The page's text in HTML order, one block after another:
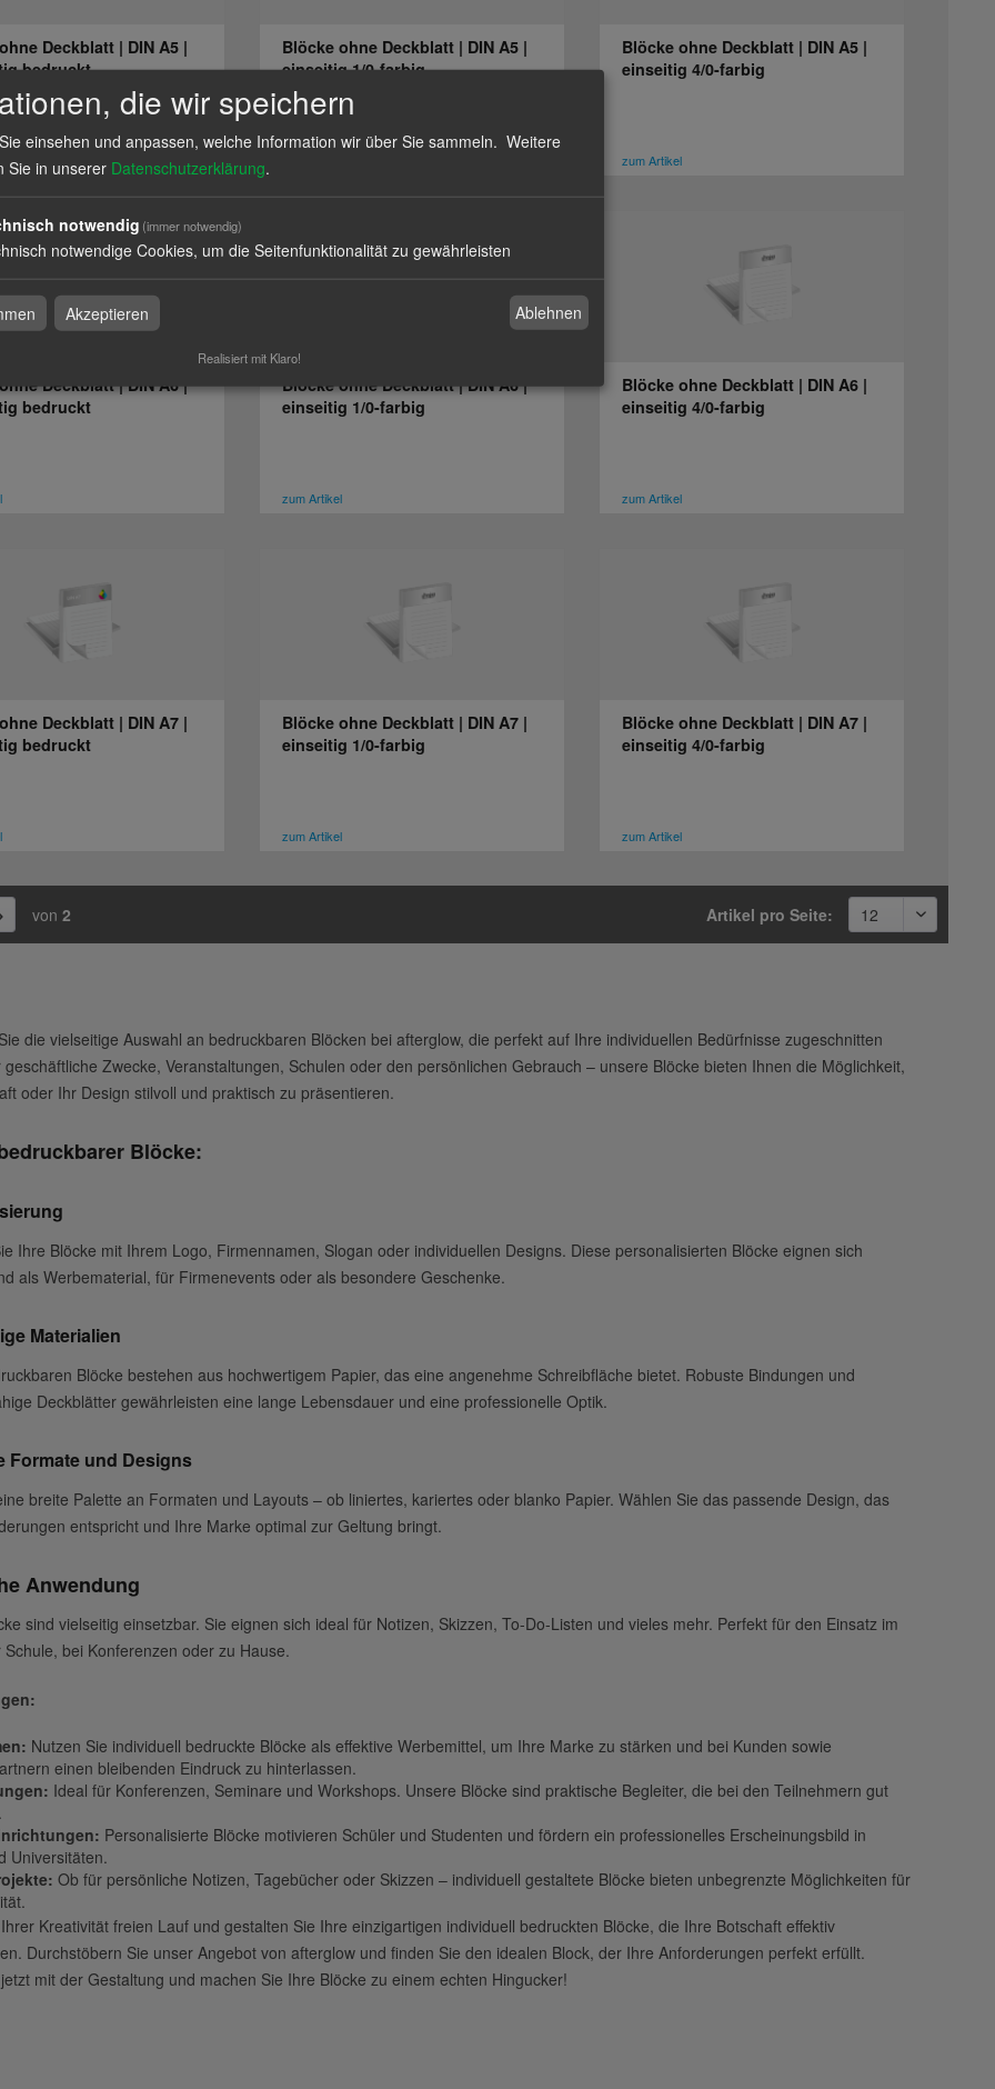
Deckblatt | DIN A5 |
bedruckt
Blöcke ohne Deckblatt | DIN A5 |
einseitig 1/0-farbig
Blöcke ohne Deckblatt | DIN A5 |
einseitig 4/0-farbig
zum Artikel
Deckblatt | DIN A6 |
bedruckt
Blöcke ohne Deckblatt | DIN A6 |
einseitig 1/0-farbig
zum Artikel
Blöcke ohne Deckblatt | DIN A6 |
einseitig 4/0-farbig
zum Artikel
Deckblatt | DIN A7 |
bedruckt
Blöcke ohne Deckblatt | DIN A7 |
einseitig 1/0-farbig
zum Artikel
Blöcke ohne Deckblatt | DIN A7 |
einseitig 4/0-farbig
zum Artikel
von 2 Artikel pro Seite:
die vielseitige Auswahl an bedruckbaren Blöcken bei afterglow, die perfekt auf Ihre individuellen Bedürfnisse zugeschnitten
Zwecke, Veranstaltungen, Schulen oder den persönlichen Gebrauch – unsere Blöcke bieten Ihnen die Möglichkeit,
oder Ihr Design stilvoll und praktisch zu präsentieren.
Blöcke:
Ihre Blöcke mit Ihrem Logo, Firmennamen, Slogan oder individuellen Designs. Diese personalisierten Blöcke eignen sich
als Werbematerial, für Firmenevents oder als besondere Geschenke.
Materialien
Blöcke bestehen aus hochwertigem Papier, das eine angenehme Schreibfläche bietet. Robuste Bindungen und
Deckblätter gewährleisten eine lange Lebensdauer und eine professionelle Optik.
Formate und Designs
breite Palette an Formaten und Layouts – ob liniertes, kariertes oder blanko Papier. Wählen Sie das passende Design, das
entspricht und Ihre Marke optimal zur Geltung bringt.
Anwendung
sind vielseitig einsetzbar. Sie eignen sich ideal für Notizen, Skizzen, To-Do-Listen und vieles mehr. Perfekt für den Einsatz im
Schule, bei Konferenzen oder zu Hause.
Nutzen Sie individuell bedruckte Blöcke als effektive Werbemittel, um Ihre Marke zu stärken und bei Kunden sowie
einen bleibenden Eindruck zu hinterlassen.
Ideal für Konferenzen, Seminare und Workshops. Unsere Blöcke sind praktische Begleiter, die bei den Teilnehmern gut
Personalisierte Blöcke motivieren Schüler und Studenten und fördern ein professionelles Erscheinungsbild in
Universitäten.
Ob für persönliche Notizen, Tagebücher oder Skizzen – individuell gestaltete Blöcke bieten unbegrenzte Möglichkeiten für
Kreativität freien Lauf und gestalten Sie Ihre einzigartigen individuell bedruckten Blöcke, die Ihre Botschaft effektiv
Durchstöbern Sie unser Angebot von afterglow und finden Sie den idealen Block, der Ihre Anforderungen perfekt erfüllt.
mit der Gestaltung und machen Sie Ihre Blöcke zu einem echten Hingucker!
die wir speichern
einsehen und anpassen, welche Information wir über Sie sammeln. Weitere
Sie in unserer Datenschutzerklärung.
notwendig (immer notwendig)
notwendige Cookies, um die Seitenfunktionalität zu gewährleisten
Akzeptieren Ablehnen
Realisiert mit Klaro!